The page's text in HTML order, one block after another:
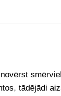
tādējādi